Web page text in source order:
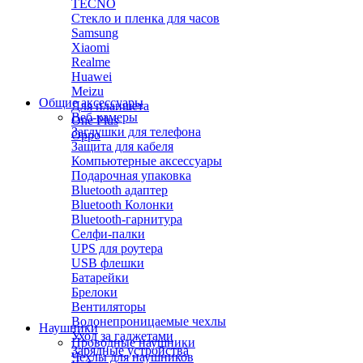
TECNO
Стекло и пленка для часов
Samsung
Xiaomi
Realme
Huawei
Meizu
Для планшета
One Plus
Oppo
Общие аксессуары
Веб-камеры
Заглушки для телефона
Защита для кабеля
Компьютерные аксессуары
Подарочная упаковка
Bluetooth адаптер
Bluetooth Колонки
Bluetooth-гарнитура
Селфи-палки
UPS для роутера
USB флешки
Батарейки
Брелоки
Вентиляторы
Водонепроницаемые чехлы
Уход за гаджетами
Зарядные устройства
Наушники
Проводные наушники
Чехлы для наушников